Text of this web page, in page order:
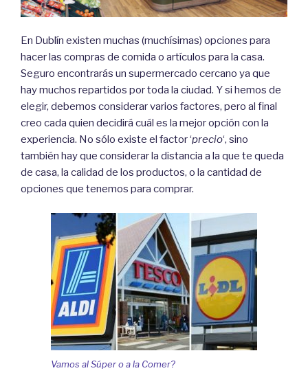
En Dublín existen muchas (muchísimas) opciones para
hacer las compras de comida o artículos para la casa.
Seguro encontrarás un supermercado cercano ya que
hay muchos repartidos por toda la ciudad. Y si hemos de
elegir, debemos considerar varios factores, pero al final
creo cada quien decidirá cuál es la mejor opción con la
experiencia. No sólo existe el factor ‘precio‘, sino
también hay que considerar la distancia a la que te queda
de casa, la calidad de los productos, o la cantidad de
opciones que tenemos para comprar.
Vamos al Súper o a la Comer?